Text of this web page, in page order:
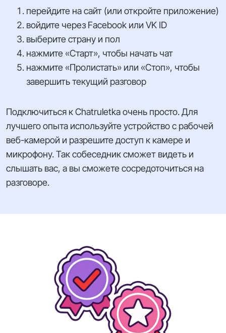
перейдите на сайт (или откройте приложение)
войдите через Facebook или VK ID
выберите страну и пол
нажмите «Старт», чтобы начать чат
нажмите «Пролистать» или «Стоп», чтобы
завершить текущий разговор
Подключиться к Chatruletka очень просто. Для
лучшего опыта используйте устройство с рабочей
веб-камерой и разрешите доступ к камере и
микрофону. Так собеседник сможет видеть и
слышать вас, а вы сможете сосредоточиться на
разговоре.